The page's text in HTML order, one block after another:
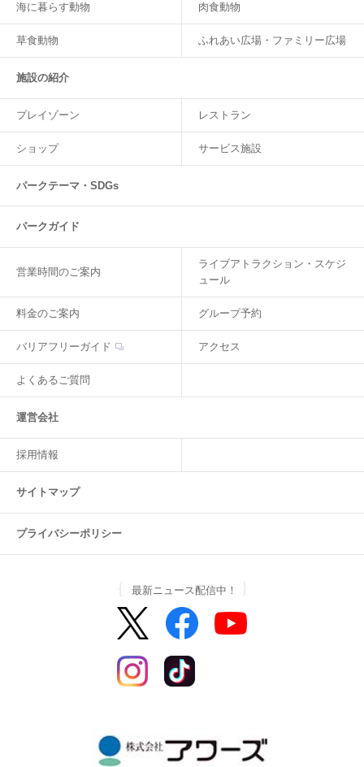
海に暮らす動物 肉食動物
草食動物 ふれあい広場・ファミリー広場
施設の紹介
プレイゾーン レストラン
ショップ サービス施設
パークテーマ・SDGs
パークガイド
営業時間のご案内
ライブアトラクション・スケジ
ュール
料金のご案内 グループ予約
バリアフリーガイド アクセス
よくあるご質問
運営会社
採用情報
サイトマップ
プライバシーポリシー
最新ニュース配信中！